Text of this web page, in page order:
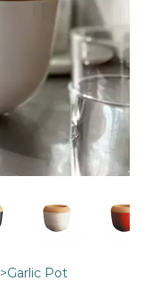
>Garlic Pot